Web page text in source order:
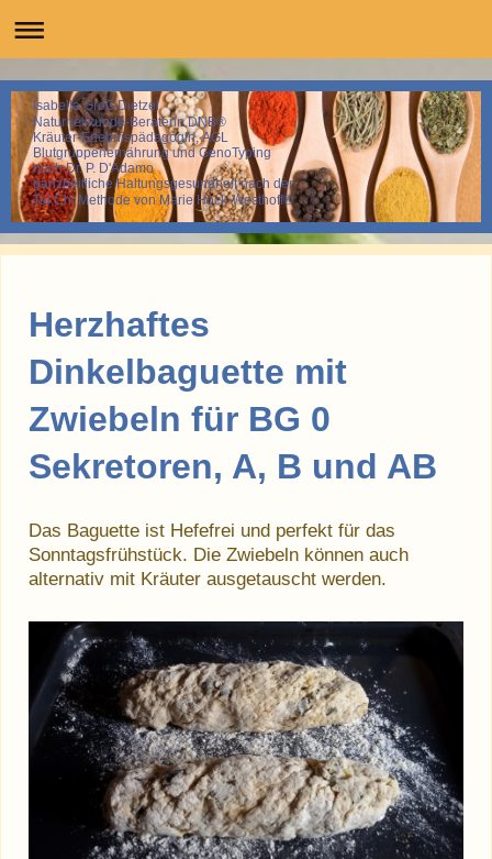
Isabella Groß-Dietzel
Naturheilkunde-Beraterin DNB®
Kräuter-Erlebnispädagogin, AGL
Blutgruppenernährung und GenoTyping
nach Dr. P. D'Adamo
ganzheitliche Haltungsgesundheit nach der
Tai Chi Methode von Marie Hock-Westhoff®
Herzhaftes
Dinkelbaguette mit
Zwiebeln für BG 0
Sekretoren, A, B und AB
Das Baguette ist Hefefrei und perfekt für das
Sonntagsfrühstück. Die Zwiebeln können auch
alternativ mit Kräuter ausgetauscht werden.